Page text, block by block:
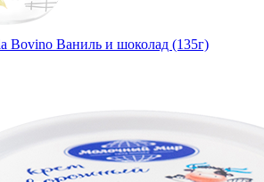
Bovino Ваниль и шоколад (135г)